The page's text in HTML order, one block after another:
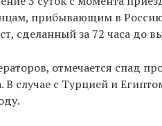
прибывающим в
сделанный за 72 часа до
отмечается спад
В случае с Турцией и